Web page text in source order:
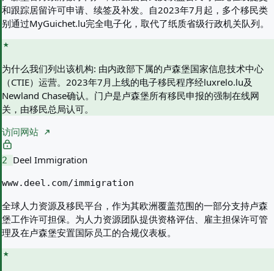
和跟踪居留许可申请、续签及补发。自2023年7月起，多个移民类
别通过MyGuichet.lu完全电子化，取代了纸质省级行政机关队列。
为什么我们列出该机构: 由内政部下属的卢森堡国家信息技术中心
（CTIE）运营。2023年7月上线的电子移民程序经luxrelo.lu及
Newland Chase确认。门户是卢森堡所有移民申报的强制在线网
关，由移民总局认可。
访问网站
2 Deel Immigration
www.deel.com/immigration
全球人力资源及移民平台，作为其欧洲覆盖范围的一部分支持卢森
堡工作许可担保。为人力资源团队提供资格评估、雇主担保许可管
理及在卢森堡安置国际员工的合规仪表板。